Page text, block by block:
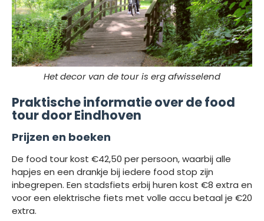
Het decor van de tour is erg afwisselend
Praktische informatie over de food
tour door Eindhoven
Prijzen en boeken
De food tour kost €42,50 per persoon, waarbij alle
hapjes en een drankje bij iedere food stop zijn
inbegrepen. Een stadsfiets erbij huren kost €8 extra en
voor een elektrische fiets met volle accu betaal je €20
extra.